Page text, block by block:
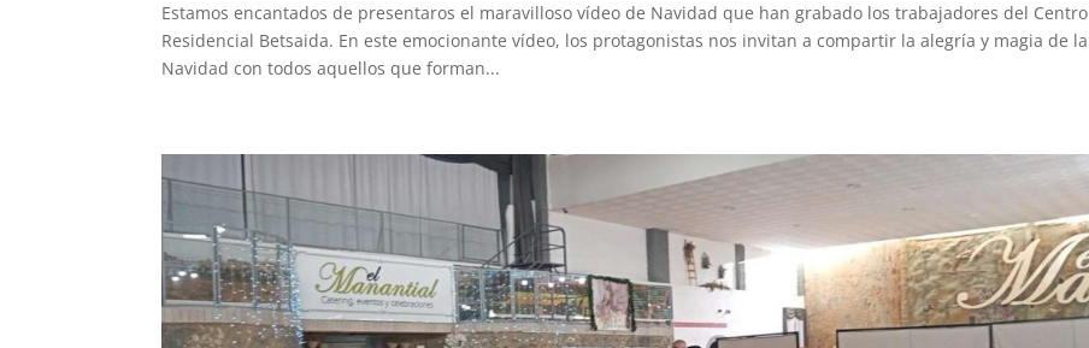
Estamos encantados de presentaros el maravilloso vídeo de Navidad que han grabado los trabajadores del Centro
Residencial Betsaida. En este emocionante vídeo, los protagonistas nos invitan a compartir la alegría y magia de la
Navidad con todos aquellos que forman...